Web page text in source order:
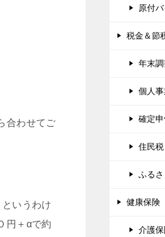
合わせてご
いうわけ
円＋αで約
原付
税金＆節
年末
個人
確定
住民税
ふる
健康保険
介護